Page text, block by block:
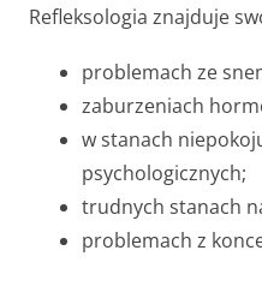
Refleksologia znajduje
problemach ze
zaburzeniach
w stanach
psychologicznych;
trudnych stanach
problemach z